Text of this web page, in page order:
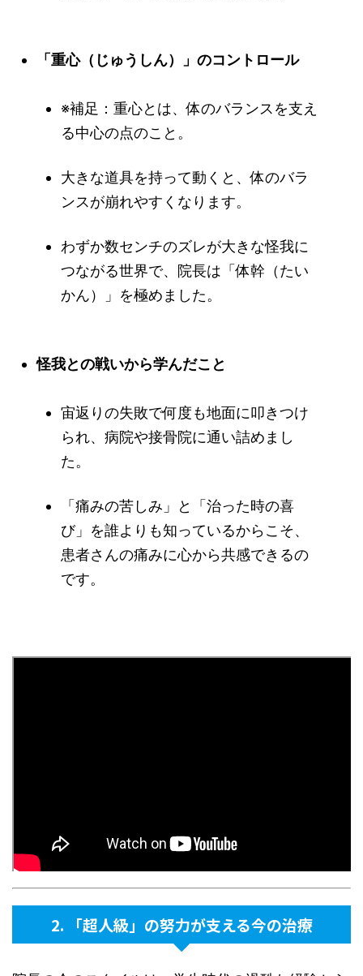
「重心（じゅうしん）」のコントロール
※補足：重心とは、体のバランスを支え
る中心の点のこと。
大きな道具を持って動くと、体のバラ
ンスが崩れやすくなります。
わずか数センチのズレが大きな怪我に
つながる世界で、院長は「体幹（たい
かん）」を極めました。
怪我との戦いから学んだこと
宙返りの失敗で何度も地面に叩きつけ
られ、病院や接骨院に通い詰めまし
た。
「痛みの苦しみ」と「治った時の喜
び」を誰よりも知っているからこそ、
患者さんの痛みに心から共感できるの
です。
2. 「超人級」の努力が支える今の治療